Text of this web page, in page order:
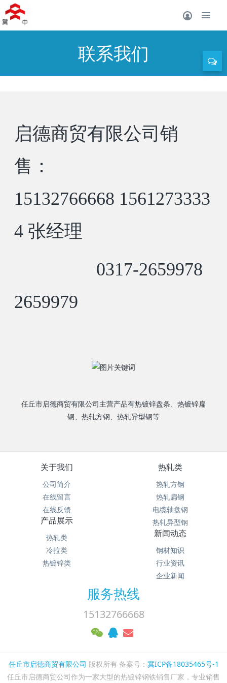
联系我们
启德商贸有限公司销
售：
15132766668 1561273333
4 张经理
0317-2659978
2659979
任丘市启德商贸有限公司主营产品有热镀锌盘条、热镀锌扁
钢、热轧方钢、热轧异型钢等
关于我们
公司简介
在线留言
在线反馈
热轧类
热轧方钢
热轧扁钢
电缆轴盘钢
热轧异型钢
产品展示
热轧类
冷拉类
热镀锌类
新闻动态
钢材知识
行业资讯
企业新闻
服务热线
15132766668
任丘市启德商贸有限公司 版权所有 备案号： 冀ICP备18035465号-1
任丘市启德商贸公司作为一家大型的热镀锌钢铁销售厂家，专业销售